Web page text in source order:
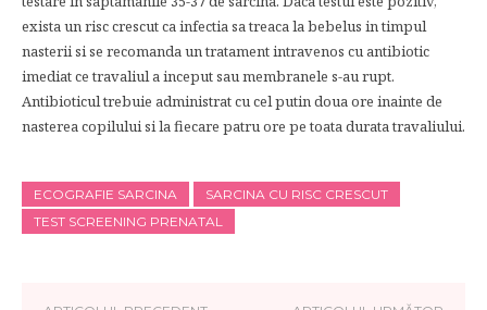
exista un risc crescut ca infectia sa treaca la bebelus in timpul
nasterii si se recomanda un tratament intravenos cu antibiotic
imediat ce travaliul a inceput sau membranele s-au rupt.
Antibioticul trebuie administrat cu cel putin doua ore inainte de
nasterea copilului si la fiecare patru ore pe toata durata travaliului.
ECOGRAFIE SARCINA
SARCINA CU RISC CRESCUT
TEST SCREENING PRENATAL